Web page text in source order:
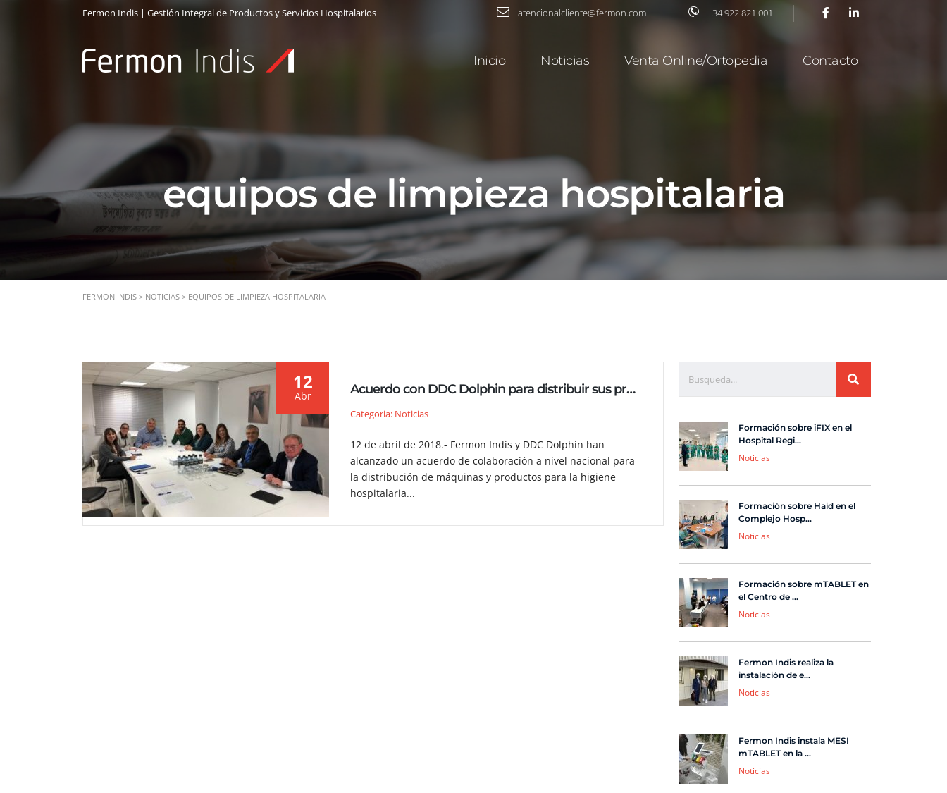
Fermon Indis | Gestión Integral de Productos y Servicios Hospitalarios atencionalcliente@fermon.com +34 922 821 001
Inicio Noticias Venta Online/Ortopedia Contacto
equipos de limpieza hospitalaria
FERMON INDIS > NOTICIAS > EQUIPOS DE LIMPIEZA HOSPITALARIA
12
Abr Acuerdo con DDC Dolphin para distribuir sus productos en España
Categoria: Noticias
12 de abril de 2018.- Fermon Indis y DDC Dolphin han
alcanzado un acuerdo de colaboración a nivel nacional para
la distribución de máquinas y productos para la higiene
hospitalaria...
Formación sobre iFIX en el
Hospital Regi...
Noticias
Formación sobre Haid en el
Complejo Hosp...
Noticias
Formación sobre mTABLET en
el Centro de ...
Noticias
Fermon Indis realiza la
instalación de e...
Noticias
Fermon Indis instala MESI
mTABLET en la ...
Noticias